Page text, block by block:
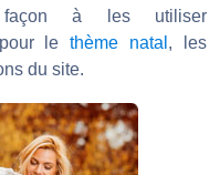
à les utiliser
pour lethème natal , les
du site.